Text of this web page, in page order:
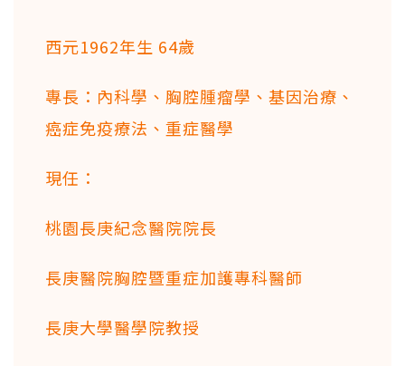
西元1962年生 64歲
專長：內科學、胸腔腫瘤學、基因治療、
癌症免疫療法、重症醫學
現任：
桃園長庚紀念醫院院長
長庚醫院胸腔暨重症加護專科醫師
長庚大學醫學院教授